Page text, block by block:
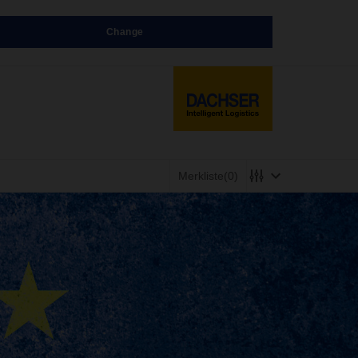
Change
Merkliste(0)